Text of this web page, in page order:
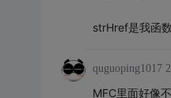
strHref是我函
quguoping1017
MFC里面好像